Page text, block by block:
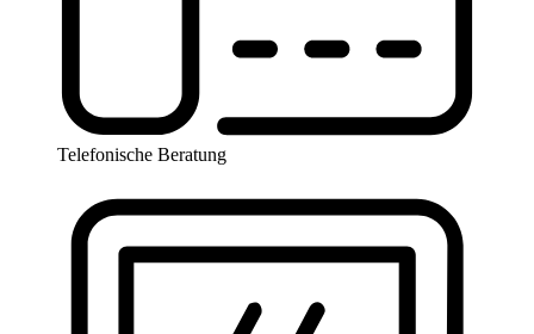
Telefonische Beratung